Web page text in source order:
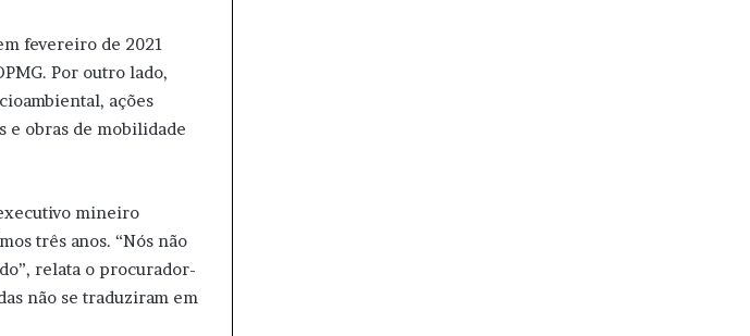
fevereiro de 2021
Por outro lado,
ações
e obras de mobilidade
mineiro
três anos. “Nós não
relata o procurador-
não se traduziram em